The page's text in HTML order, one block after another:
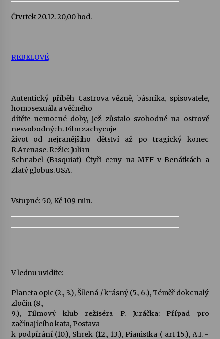
Čtvrtek 20.12. 20,00 hod.
REBELOVÉ
Autentický příběh Castrova vězně, básníka, spisovatele,
homosexuála a věčného
dítěte nemocné doby, jež zůstalo svobodné na ostrově
nesvobodných. Film zachycuje
život od nejranějšího dětství až po tragický konec
R.Arenase. Režie: Julian
Schnabel (Basquiat). Čtyři ceny na MFF v Benátkách a
Zlatý globus. USA.
Vstupné: 50,-Kč 109 min.
V lednu uvidíte:
Planeta opic (2., 3.), Šílená / krásný (5., 6.), Téměř dokonalý
zločin (8.,
9.), Filmový klub režiséra P. Juráčka: Případ pro
začínajícího kata, Postava
k podpírání (10.), Shrek (12., 13.), Pianistka ( art 15.), A.I. -